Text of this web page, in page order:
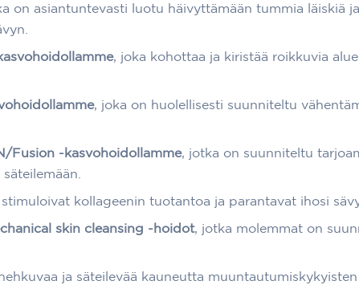
on asiantuntevasti luotu häivyttämään tummia läiskiä
, joka kohottaa ja kiristää roikkuvia
, joka on huolellisesti suunniteltu
Fusion -kasvohoidollamme, jotka on suunniteltu
kollageenin tuotantoa ja parantavat ihosi
skin cleansing -hoidot, jotka molemmat on
ja säteilevää kauneutta